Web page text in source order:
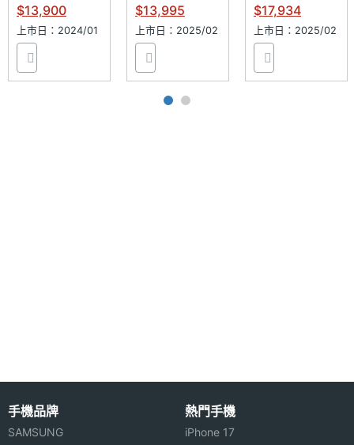
◎ 超聲波螢幕指紋辨識、臉部辨識
◎ 支援 Samsung Wallet
◎ 跨 APP 執行、AI 寫作助理、AI 瀏覽助理、AI 口語
即搜尋、個人頭條、Now Bar
主相機
光圈F
主相機
第二主
$13,900
上市日：2024/01
$13,995
上市日：2025/02
$17,934
上市日：2025/02
手機品牌
SAMSUNG
熱門手機
iPhone 17